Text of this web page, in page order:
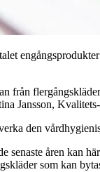
från
Jansson,
den
senaste åren kan
som kan